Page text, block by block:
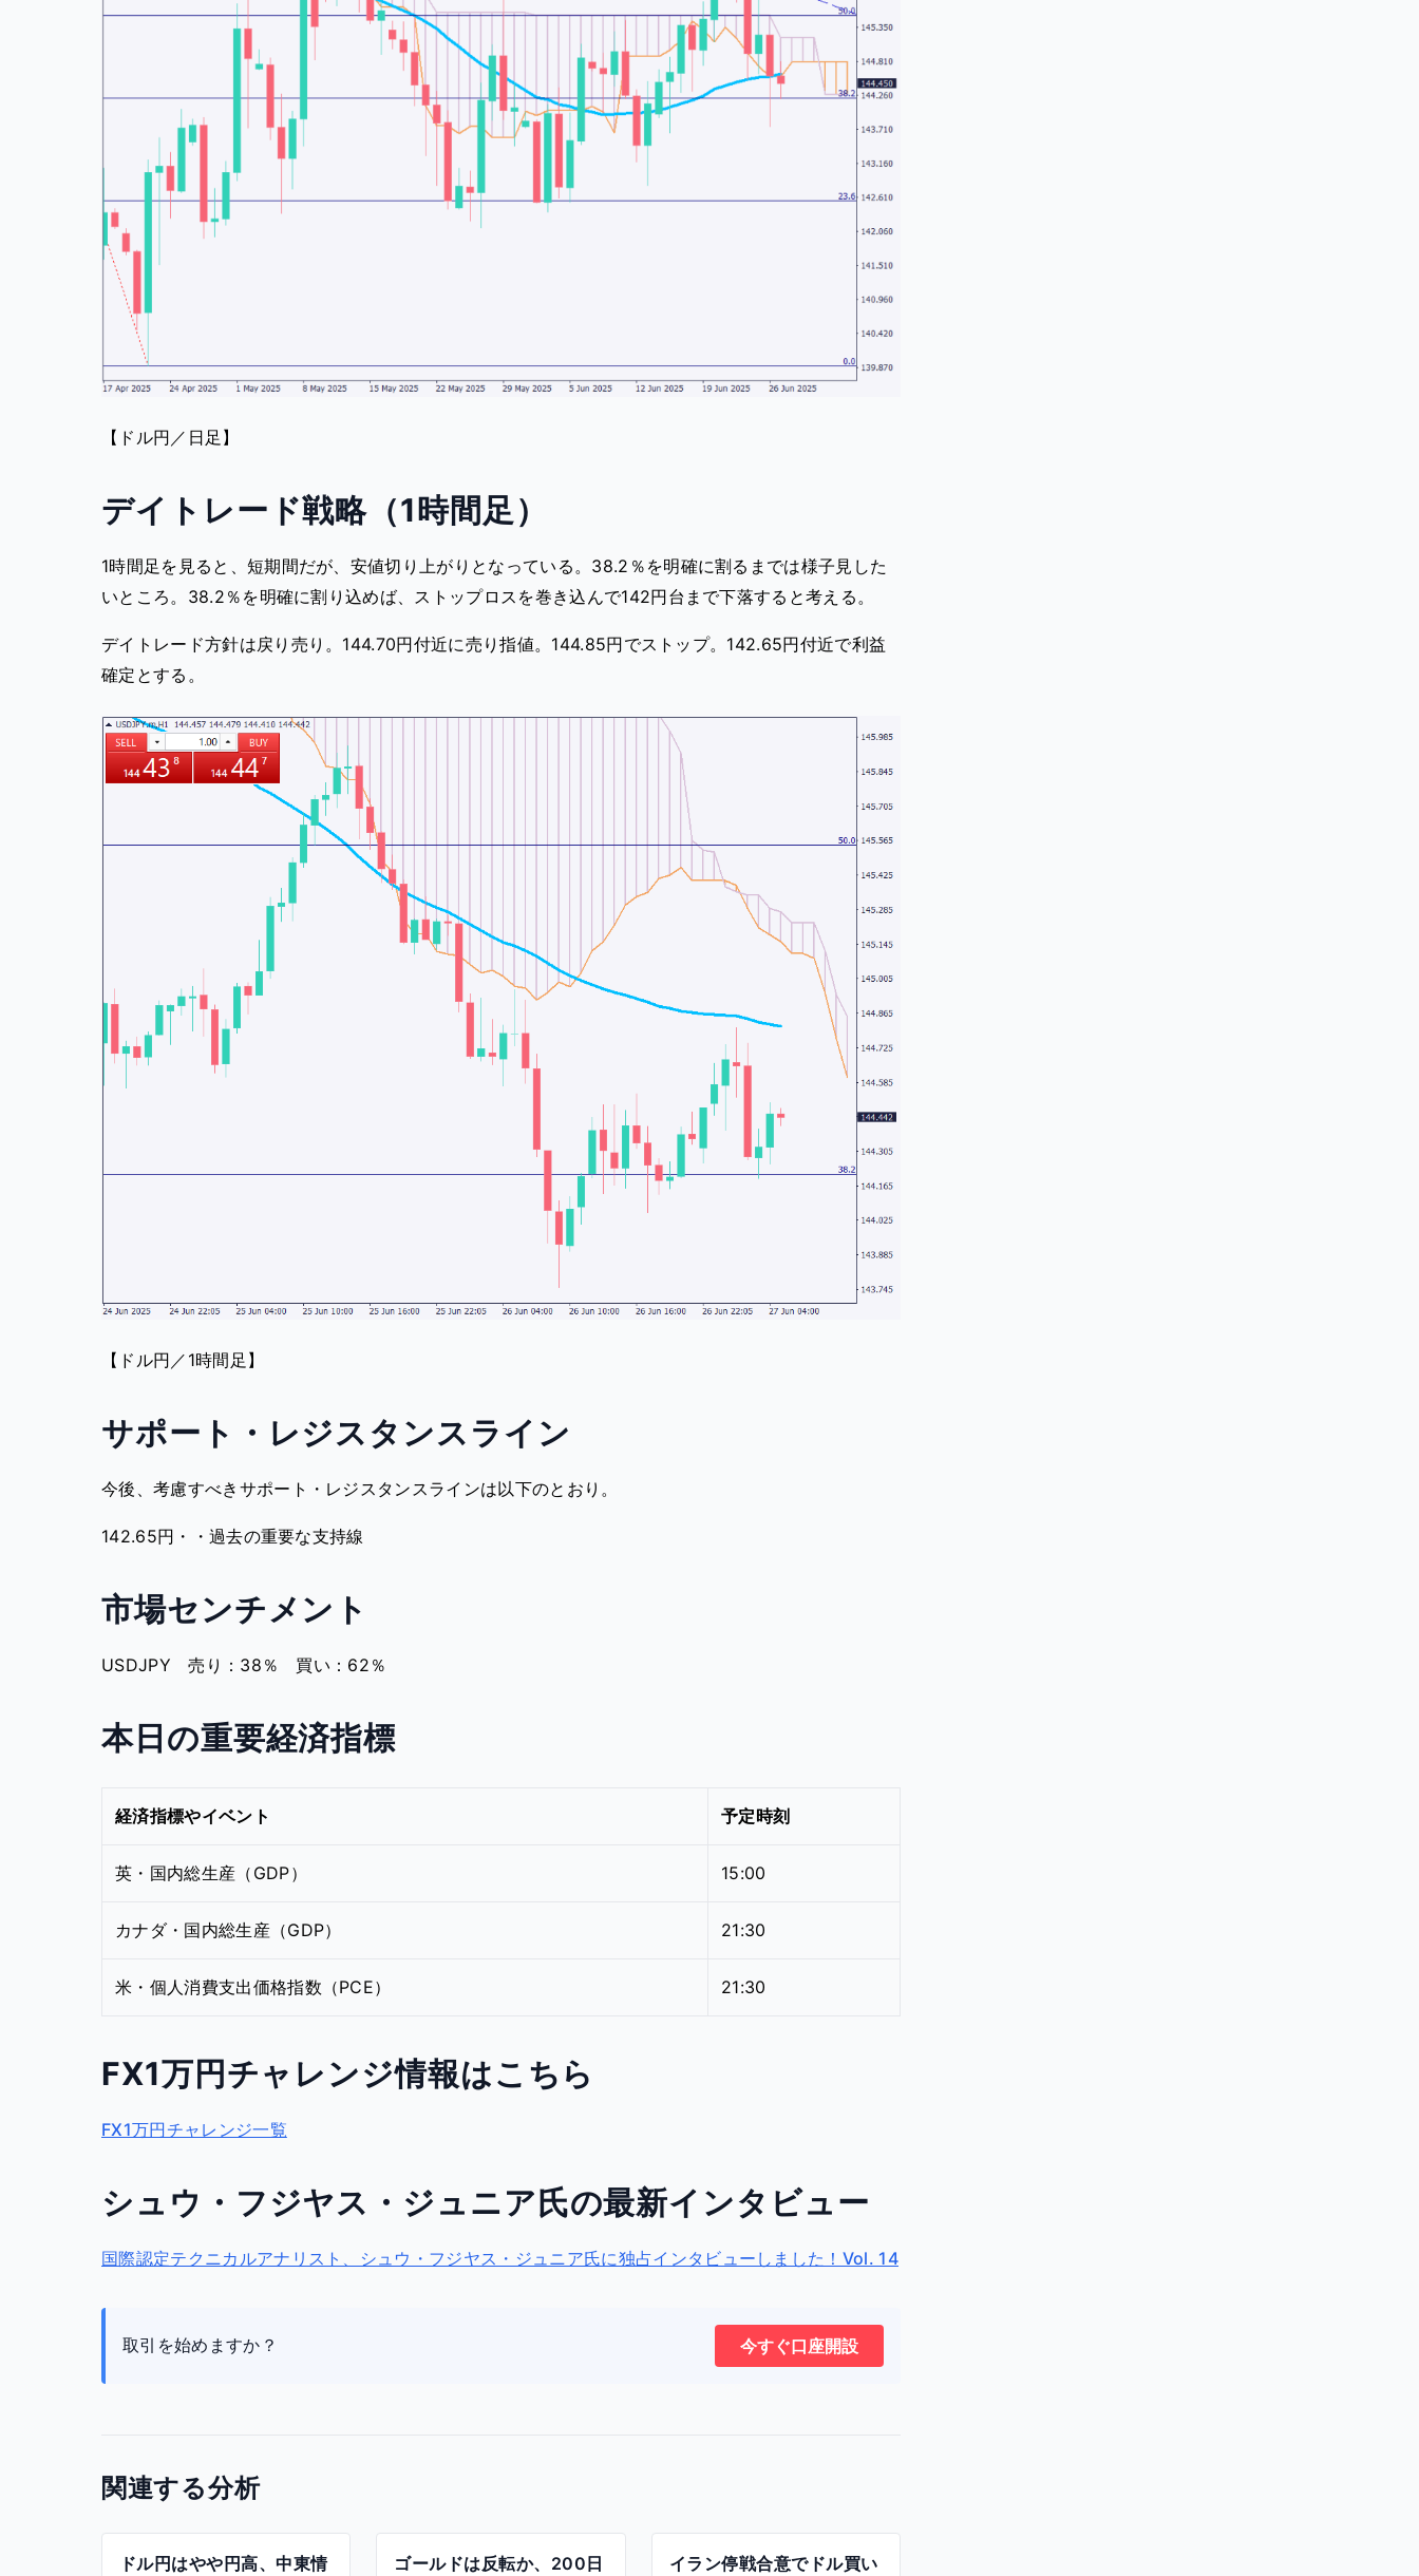
【ドル円／日足】
デイトレード戦略（1時間足）
1時間足を見ると、短期間だが、安値切り上がりとなっている。38.2％を明確に割るまでは様子見した
いところ。38.2％を明確に割り込めば、ストップロスを巻き込んで142円台まで下落すると考える。
デイトレード方針は戻り売り。144.70円付近に売り指値。144.85円でストップ。142.65円付近で利益
確定とする。
【ドル円／1時間足】
サポート・レジスタンスライン
今後、考慮すべきサポート・レジスタンスラインは以下のとおり。
142.65円・・過去の重要な支持線
市場センチメント
USDJPY 売り：38％ 買い：62％
本日の重要経済指標
経済指標やイベント 予定時刻
英・国内総生産（GDP） 15:00
カナダ・国内総生産（GDP） 21:30
米・個人消費支出価格指数（PCE） 21:30
FX1万円チャレンジ情報はこちら
FX1万円チャレンジ一覧
シュウ・フジヤス・ジュニア氏の最新インタビュー
国際認定テクニカルアナリスト、シュウ・フジヤス・ジュニア氏に独占インタビューしました！Vol. 14
取引を始めますか？ 今すぐ口座開設
関連する分析
ドル円はやや円高、中東情 ゴールドは反転か、200日 イラン停戦合意でドル買い